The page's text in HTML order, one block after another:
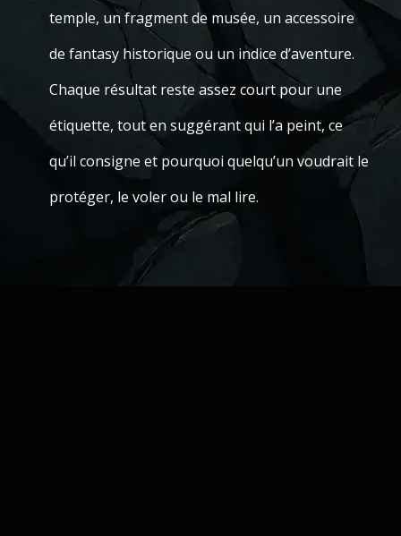
temple, un fragment de musée, un accessoire
de fantasy historique ou un indice d’aventure.
Chaque résultat reste assez court pour une
étiquette, tout en suggérant qui l’a peint, ce
qu’il consigne et pourquoi quelqu’un voudrait le
protéger, le voler ou le mal lire.